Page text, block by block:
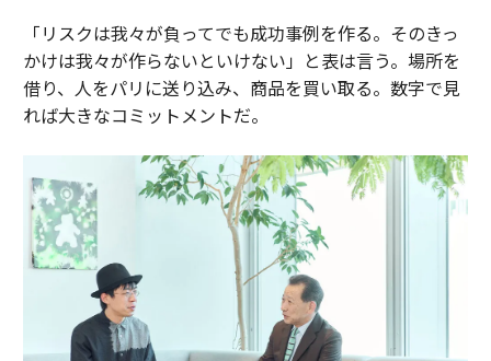
「リスクは我々が負ってでも成功事例を作る。そのきっ
かけは我々が作らないといけない」と表は言う。場所を
借り、人をパリに送り込み、商品を買い取る。数字で見
れば大きなコミットメントだ。